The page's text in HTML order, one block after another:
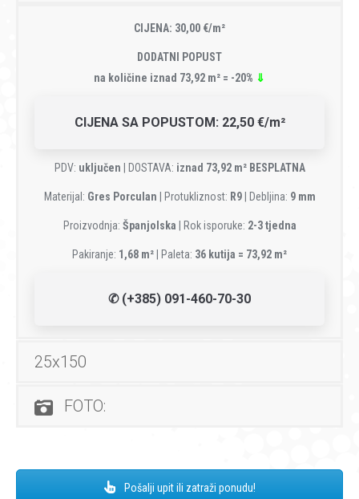
CIJENA: 30,00 €/m²
DODATNI POPUST
na količine iznad 73,92 m² = -20% ⇓
CIJENA SA POPUSTOM: 22,50 €/m²
PDV: uključen | DOSTAVA: iznad 73,92 m² BESPLATNA
Materijal: Gres Porculan | Protukliznost: R9 | Debljina: 9 mm
Proizvodnja: Španjolska | Rok isporuke: 2-3 tjedna
Pakiranje: 1,68 m² | Paleta: 36 kutija = 73,92 m²
✆ (+385) 091-460-70-30
25x150
FOTO:
Pošalji upit ili zatraži ponudu!